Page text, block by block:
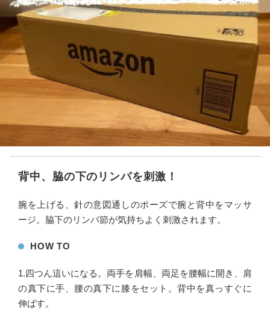
背中、脇の下のリンパを刺激！
腕を上げる、針の意図通しのポーズで腕と背中をマッサ
ージ。脇下のリンパ節が気持ちよく刺激されます。
HOW TO
1.四つん這いになる。両手を肩幅、両足を腰幅に開き、肩
の真下に手、腰の真下に膝をセット。背中を真っすぐに
伸ばす。